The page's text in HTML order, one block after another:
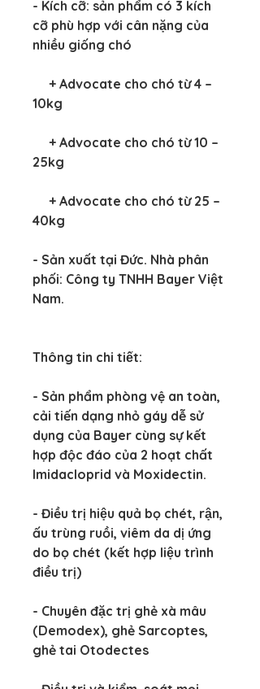
- Kích cỡ: sản phẩm có 3 kích
cỡ phù hợp với cân nặng của
nhiều giống chó
+ Advocate cho chó từ 4 –
10kg
+ Advocate cho chó từ 10 –
25kg
+ Advocate cho chó từ 25 –
40kg
- Sản xuất tại Đức. Nhà phân
phối: Công ty TNHH Bayer Việt
Nam.
Thông tin chi tiết:
- Sản phẩm phòng vệ an toàn,
cải tiến dạng nhỏ gáy dễ sử
dụng của Bayer cùng sự kết
hợp độc đáo của 2 hoạt chất
Imidacloprid và Moxidectin.
- Điều trị hiệu quả bọ chét, rận,
ấu trùng ruồi, viêm da dị ứng
do bọ chét (kết hợp liệu trình
điều trị)
- Chuyên đặc trị ghẻ xà mâu
(Demodex), ghẻ Sarcoptes,
ghẻ tai Otodectes